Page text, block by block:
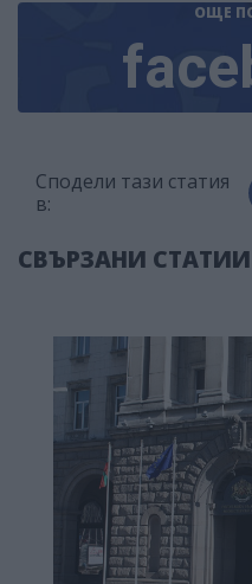
ОЩЕ
Сподели тази статия
в:
СВЪРЗАНИ СТАТИИ